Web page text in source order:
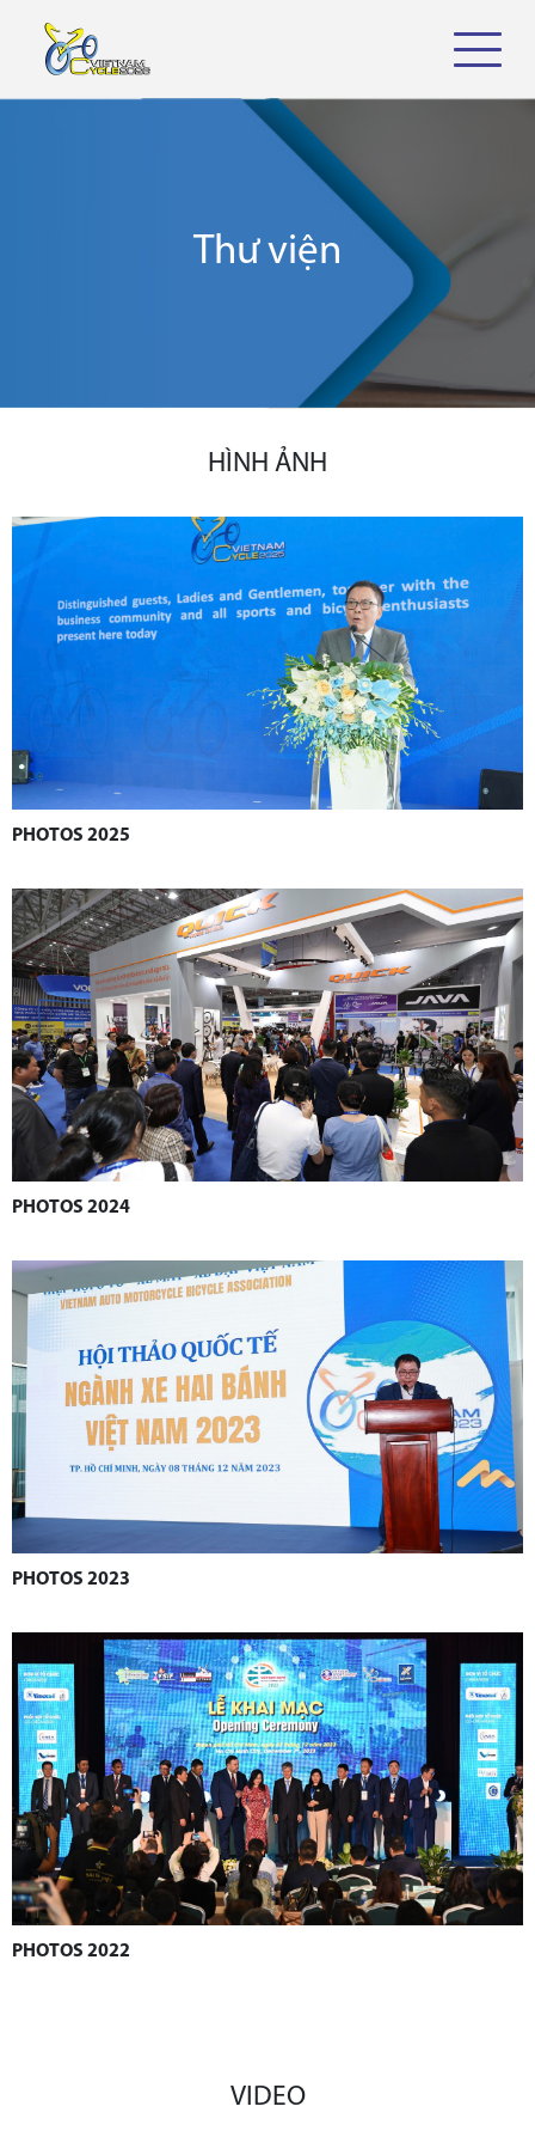
Thư viện
HÌNH ẢNH
PHOTOS 2025
PHOTOS 2024
PHOTOS 2023
PHOTOS 2022
VIDEO